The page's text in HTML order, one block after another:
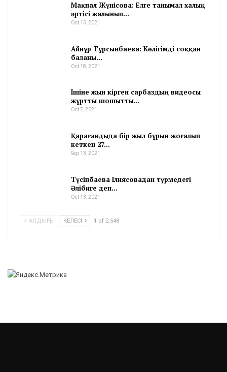
Мақпал Жүнісова: Елге танымал халық
әртісі жалынып…
Oct 15, 2021
Айнұр Тұрсынбаева: Көлігімді соққан
баланы…
Oct 18, 2021
Ішіне жын кірген сарбаздың видеосы
жұртты шошытты…
Oct 7, 2021
Қарағандыда бір жыл бұрын жоғалып
кеткен 27…
Sep 13, 2021
Түсіпбаева Ілиясовадан түрмедегі
Әлібиге деп…
Oct 13, 2021
АЛДЫҢҒЫ КЕЛЕСІ 1 of 2,548